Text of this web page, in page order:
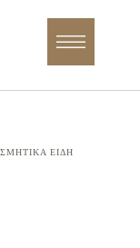
ΕΙΔΗ